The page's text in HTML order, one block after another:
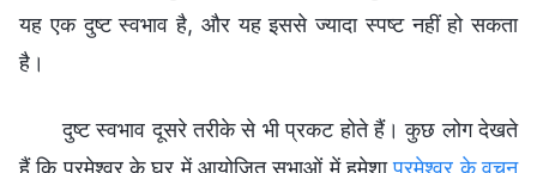
यह एक दुष्ट स्वभाव है, और यह इससे ज्यादा स्पष्ट नहीं हो सकता
है।
दुष्ट स्वभाव दूसरे तरीके से भी प्रकट होते हैं। कुछ लोग देखते
हैं कि परमेश्वर के घर में आयोजित सभाओं में हमेशापरमेश्वर के वचन